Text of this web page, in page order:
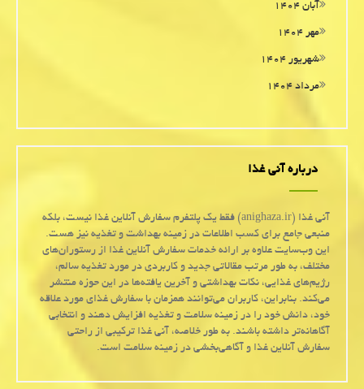
آبان ۱۴۰۴
مهر ۱۴۰۴
شهریور ۱۴۰۴
مرداد ۱۴۰۴
درباره آنی غذا
آنی غذا (anighaza.ir) فقط یک پلتفرم سفارش آنلاین غذا نیست، بلکه
منبعی جامع برای کسب اطلاعات در زمینه بهداشت و تغذیه نیز هست.
این وب‌سایت علاوه بر ارائه خدمات سفارش آنلاین غذا از رستوران‌های
مختلف، به طور مرتب مقالاتی جدید و کاربردی در مورد تغذیه سالم،
رژیم‌های غذایی، نکات بهداشتی و آخرین یافته‌ها در این حوزه منتشر
می‌کند. بنابراین، کاربران می‌توانند همزمان با سفارش غذای مورد علاقه
خود، دانش خود را در زمینه سلامت و تغذیه افزایش دهند و انتخابی
آگاهانه‌تر داشته باشند. به طور خلاصه، آنی غذا ترکیبی از راحتی
سفارش آنلاین غذا و آگاهی‌بخشی در زمینه سلامت است.